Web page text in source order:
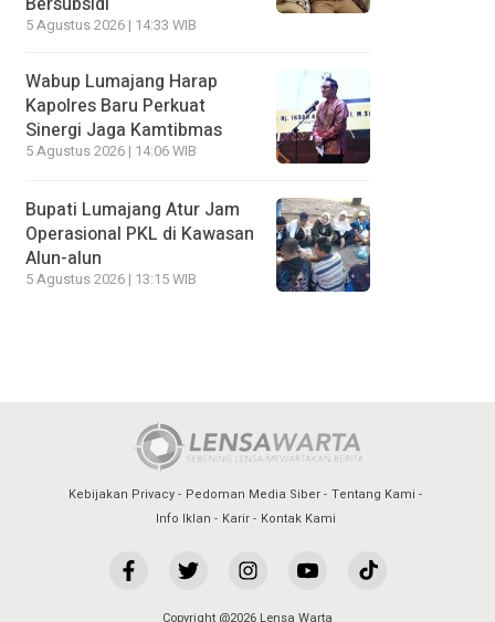
5 Agustus 2026 | 14:33 WIB
Wabup Lumajang Harap
Kapolres Baru Perkuat
Sinergi Jaga Kamtibmas
5 Agustus 2026 | 14:06 WIB
Bupati Lumajang Atur Jam
Operasional PKL di Kawasan
Alun-alun
5 Agustus 2026 | 13:15 WIB
Kebijakan Privacy Pedoman Media Siber Tentang Kami
Info Iklan
Karir Kontak Kami
Copyright @2026 Lensa Warta